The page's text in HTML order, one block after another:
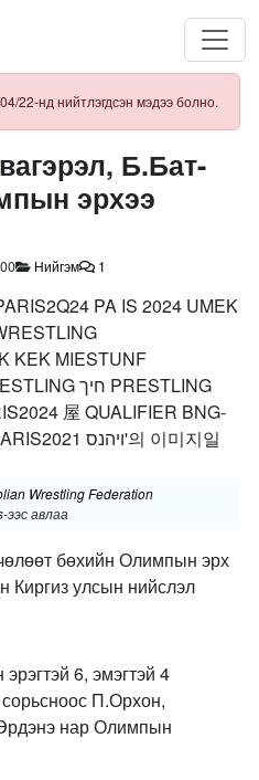
22-нд нийтлэгдсэн мэдээ болно.
Б.Бат-
эрхээ
Нийгэм 1
Wrestling Federation
ээс авлаа
бөхийн Олимпын эрх
Киргиз улсын нийслэл
6, эмэгтэй 4
П.Орхон,
нар Олимпын